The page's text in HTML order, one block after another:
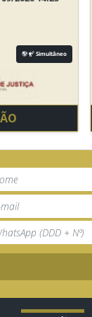
Simultâneo